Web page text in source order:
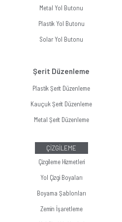
Metal Yol Butonu
Plastik Yol Butonu
Solar Yol Butonu
Şerit Düzenleme
Plastik Şerit Düzenleme
Kauçuk Şerit Düzenleme
Metal Şerit Düzenleme
ÇİZGİLEME
Çizgileme Hizmetleri
Yol Çizgi Boyaları
Boyama Şablonları
Zemin İşaretleme